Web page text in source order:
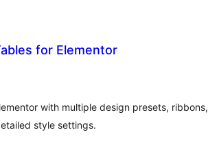
for Elementor
with multiple design presets, ribbons,
style settings.